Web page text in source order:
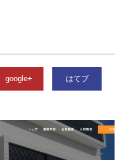
google+ はてブ